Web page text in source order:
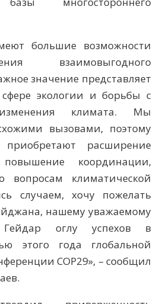
большие возможности
взаимовыгодного
значение представляет
сфере экологии и борьбы с
климата. Мы
вызовами, поэтому
приобретают расширение
повышение координации,
климатической
случаем, хочу пожелать
нашему уважаемому
оглу успехов в
этого года глобальной
СОР29», – сообщил